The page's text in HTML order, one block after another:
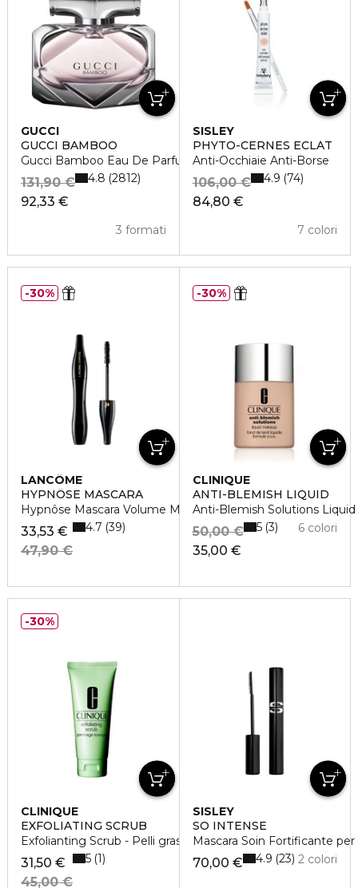
GUCCI
GUCCI BAMBOO
Gucci Bamboo Eau De Parfum
92,33 €
131,90 €
3 formati
4.8 2812
SISLEY
PHYTO-CERNES ECLAT
Anti-Occhiaie Anti-Borse
84,80 €
106,00 €
7 colori
4.9 74
LANCÔME
HYPNÔSE MASCARA
Hypnôse Mascara Volume Modulabile
33,53 €
47,90 €
4.7 39
30%
CLINIQUE
ANTI-BLEMISH LIQUID
Anti-Blemish Solutions
35,00 €
50,00 € 6 colori
5 3
30%
CLINIQUE
EXFOLIATING SCRUB
Exfolianting Scrub - Pelli grasse
31,50 €
45,00 €
5 1
30%
SISLEY
SO INTENSE
Mascara Soin Fortificante
70,00 € 2 colori
4.9 23